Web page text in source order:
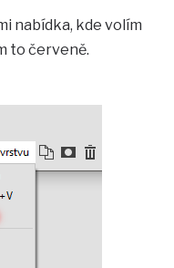
nabídka, kde volím
to červeně.